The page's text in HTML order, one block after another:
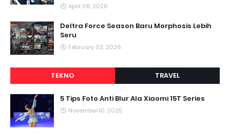
April 08, 2026
Deltra Force Season Baru Morphosis Lebih
Seru
February 03, 2026
TEKNO TRAVEL
5 Tips Foto Anti Blur Ala Xiaomi 15T Series
November 10, 2025